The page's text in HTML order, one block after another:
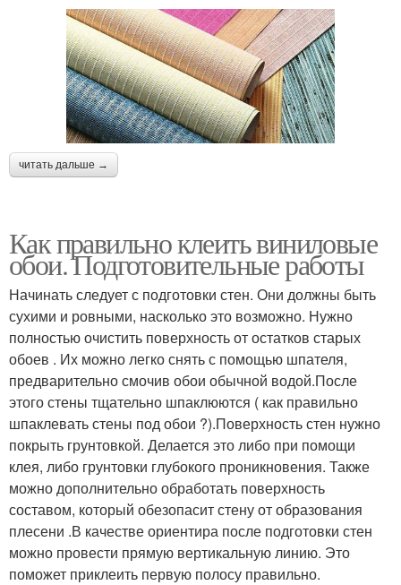
читать дальше →
Как правильно клеить виниловые
обои. Подготовительные работы
Начинать следует с подготовки стен. Они должны быть
сухими и ровными, насколько это возможно. Нужно
полностью очистить поверхность от остатков старых
обоев . Их можно легко снять с помощью шпателя,
предварительно смочив обои обычной водой.После
этого стены тщательно шпаклюются ( как правильно
шпаклевать стены под обои ?).Поверхность стен нужно
покрыть грунтовкой. Делается это либо при помощи
клея, либо грунтовки глубокого проникновения. Также
можно дополнительно обработать поверхность
составом, который обезопасит стену от образования
плесени .В качестве ориентира после подготовки стен
можно провести прямую вертикальную линию. Это
поможет приклеить первую полосу правильно.